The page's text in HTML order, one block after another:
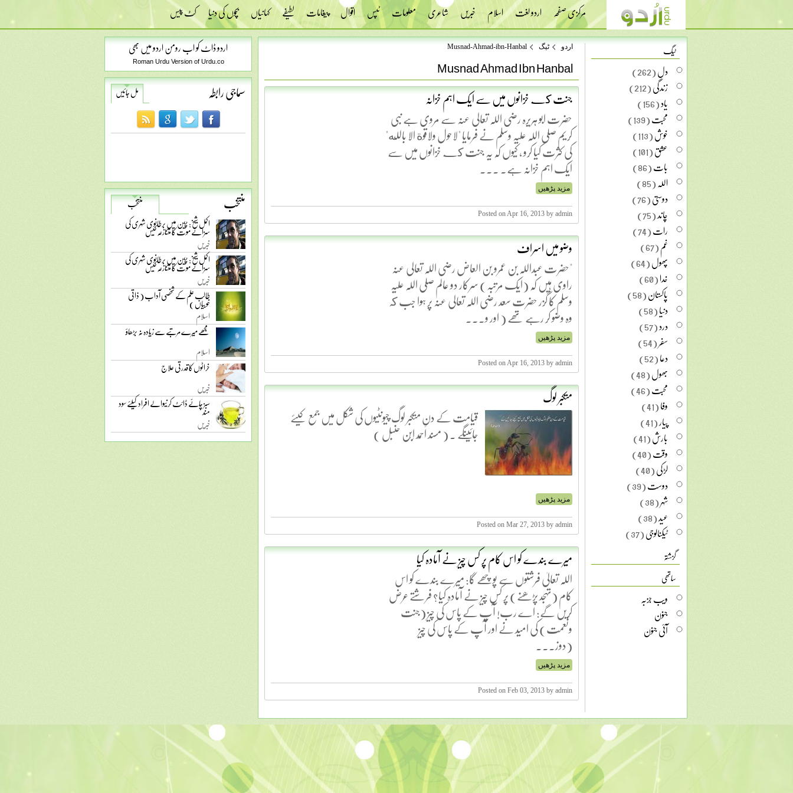
مرکزی صفحہ اردو لغت اسلام خبریں شاعری معلومات ٹپس اقوال پیغامات لطیفے کہانیاں بچوں کی دنیا کٹ پیس
اردو ڈاٹ کو اب رومن اردو میں بھی
Roman Urdu Version of Urdu.co
سماجی رابطہ مل جائیں
منتخب
منتخب
اکمل شیخ: چین میں برطانوی شہری کی
سزائے موت کا متنازعہ کیس
خبریں
اکمل شیخ: چین میں برطانوی شہری کی
سزائے موت کا متنازعہ کیس
خبریں
طالب علم کے شخصی آداب ( ذاتی
خوبیاں )
اسلام
مجھے میرے مرتبے سے زیادہ نہ بڑھاؤ
اسلام
خراٹوں کا قدرتی علاج
خبریں
سبز چائے ڈائٹ کرنیوالے افراد کیلئے سود
مند
خبریں
اردو ٹیگ Musnad-Ahmad-ibn-Hanbal
Musnad Ahmad Ibn Hanbal
جنت كے خزانوں میں سے ایک اہم خزانہ
حضرت ابو ہریرہ رضی اللہ تعالی عنہ سے مروی ہے نبی
کریم صلی اللہ علیہ وسلم نے فرمایا "لاحول ولاقوة الا بالله"
کی کثرت کیا کرو ، کیوں کہ یہ جنت كے خزانوں میں سے
ایک اہم خزانہ ہے۔ ...
مزید پڑھیں
Posted on Apr 16, 2013 by admin
وضو میں اسراف
"حضرت عبداللہ بن عمرو بن العاض رضی اللہ تعالی عنہ
راوی ہیں کہ (ایک مرتبہ) سرکار دو عالم صلی اللہ علیہ
وسلم کا گزر حضرت سعد رضی اللہ تعالی عنہ پر ہوا جب كہ
وہ وضو کر رہے تھے ( اور و...
مزید پڑھیں
Posted on Apr 16, 2013 by admin
متکبر لوگ
قیامت کے دن متکبر لوگ چیونٹیوں کی شکل میں جمع کیئے
جائیںگے . ( مسند اَحْمَد اِبْن حنبل )
مزید پڑھیں
Posted on Mar 27, 2013 by admin
میرے بندے کو اس کام پر کس چیز نے آمادہ کیا
اللہ تعالیٰ فرشتوں سے پوچھے گا: میرے بندے کو اس
کام (تہجد پڑھنے) پر کس چیز نے آمادہ کیا؟ فرشتے عرض
کریں گے: اے رب! آپ کے پاس کی چیز (جنت
ونعمت) کی امید نے اور آپ کے پاس کی چیز
(دوز...
مزید پڑھیں
Posted on Feb 03, 2013 by admin
ٹیگ
دل(262)
زندگی(212)
یاد(156)
محبت(139)
خوش(113)
عشق(101)
بات(86)
اللہ(85)
دوستی(76)
چاند(75)
رات(74)
غم(67)
پھول(64)
خدا(60)
پاکستان(58)
دنیا(58)
درد(57)
سفر(54)
دعا(52)
بھول(48)
محبت(46)
وفا(41)
پیار(41)
بارش(41)
وقت(40)
لڑکی(40)
دوست(39)
شہر(38)
عید(38)
ٹیکنالوجی(37)
گزشتہ
ساتھی
ویب جزبہ
جنون
آئی جنون